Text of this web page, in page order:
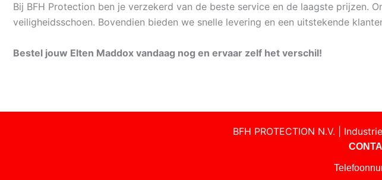
Bij BFH Protection ben je verzekerd van de beste service en de laagste prijzen.
veiligheidsschoen. Bovendien bieden we snelle levering en een uitstekende
Bestel jouw Elten Maddox vandaag nog en ervaar zelf het verschil!
BFH PROTECTION N.V. |